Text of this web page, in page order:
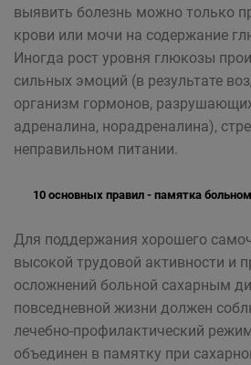
выявить болезнь можно только
крови или мочи на содержание
Иногда рост уровня глюкозы
сильных эмоций (в результате
организм гормонов,
адреналина, норадреналина),
неправильном питании.
10 основных правил - памятка
Для поддержания хорошего
высокой трудовой активности и
осложнений больной сахарным
повседневной жизни должен
лечебно-профилактический
объединен в памятку при